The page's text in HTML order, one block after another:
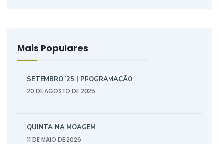
Mais Populares
SETEMBRO´25 | PROGRAMAÇÃO
20 DE AGOSTO DE 2025
QUINTA NA MOAGEM
11 DE MAIO DE 2026